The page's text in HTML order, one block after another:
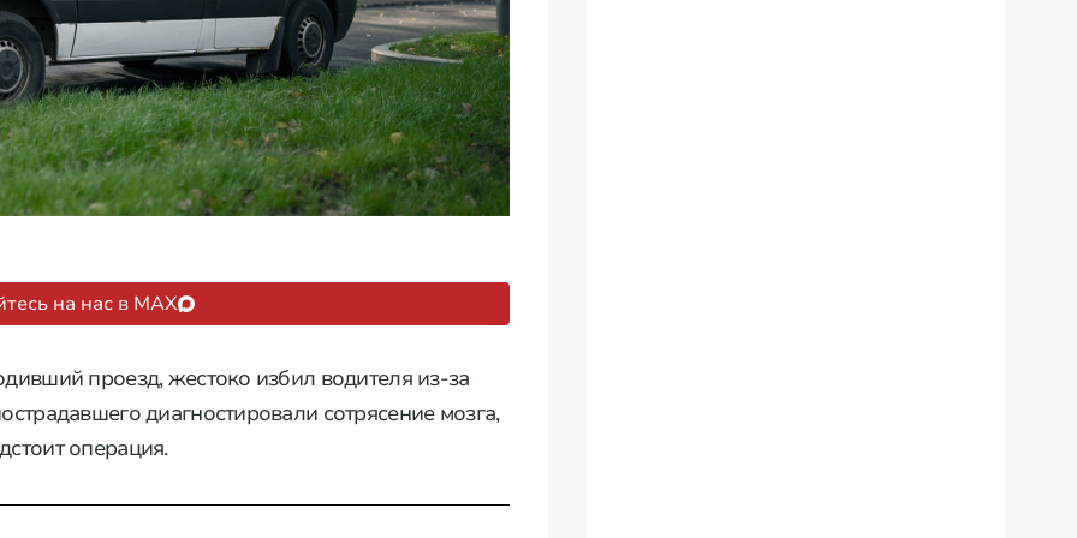
на нас в MAX
проезд, жестоко избил водителя из-за
диагностировали сотрясение мозга,
операция.